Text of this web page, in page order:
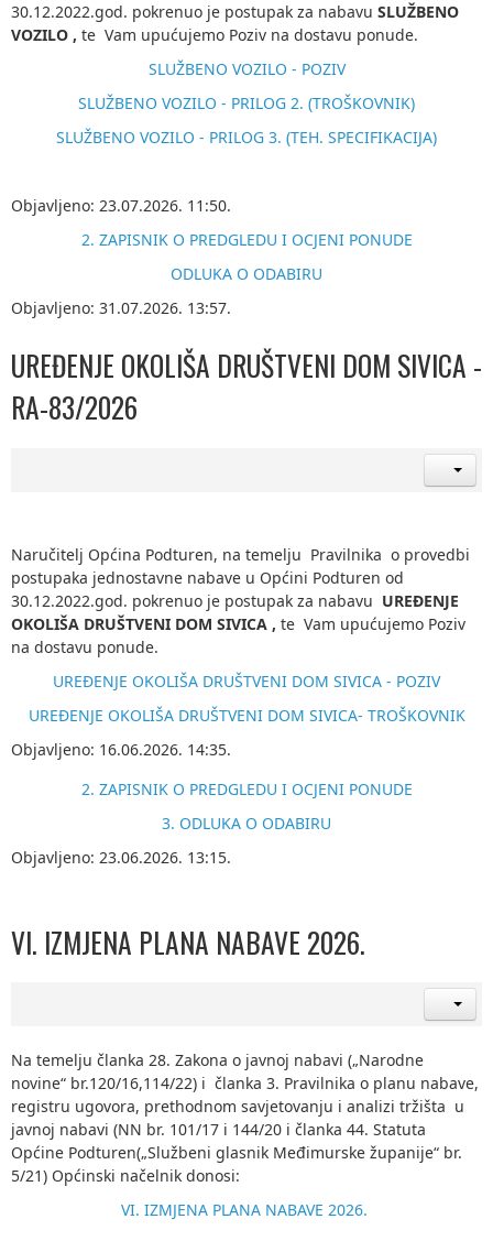
30.12.2022.god. pokrenuo je postupak za nabavu SLUŽBENO
VOZILO , te Vam upućujemo Poziv na dostavu ponude.
SLUŽBENO VOZILO - POZIV
SLUŽBENO VOZILO - PRILOG 2. (TROŠKOVNIK)
SLUŽBENO VOZILO - PRILOG 3. (TEH. SPECIFIKACIJA)
Objavljeno: 23.07.2026. 11:50.
2. ZAPISNIK O PREDGLEDU I OCJENI PONUDE
ODLUKA O ODABIRU
Objavljeno: 31.07.2026. 13:57.
UREĐENJE OKOLIŠA DRUŠTVENI DOM SIVICA -
RA-83/2026
Naručitelj Općina Podturen, na temelju Pravilnika o provedbi
postupaka jednostavne nabave u Općini Podturen od
30.12.2022.god. pokrenuo je postupak za nabavu UREĐENJE
OKOLIŠA DRUŠTVENI DOM SIVICA , te Vam upućujemo Poziv
na dostavu ponude.
UREĐENJE OKOLIŠA DRUŠTVENI DOM SIVICA - POZIV
UREĐENJE OKOLIŠA DRUŠTVENI DOM SIVICA- TROŠKOVNIK
Objavljeno: 16.06.2026. 14:35.
2. ZAPISNIK O PREDGLEDU I OCJENI PONUDE
3. ODLUKA O ODABIRU
Objavljeno: 23.06.2026. 13:15.
VI. IZMJENA PLANA NABAVE 2026.
Na temelju članka 28. Zakona o javnoj nabavi („Narodne
novine“ br.120/16,114/22) i članka 3. Pravilnika o planu nabave,
registru ugovora, prethodnom savjetovanju i analizi tržišta u
javnoj nabavi (NN br. 101/17 i 144/20 i članka 44. Statuta
Općine Podturen(„Službeni glasnik Međimurske županije“ br.
5/21) Općinski načelnik donosi:
VI. IZMJENA PLANA NABAVE 2026.